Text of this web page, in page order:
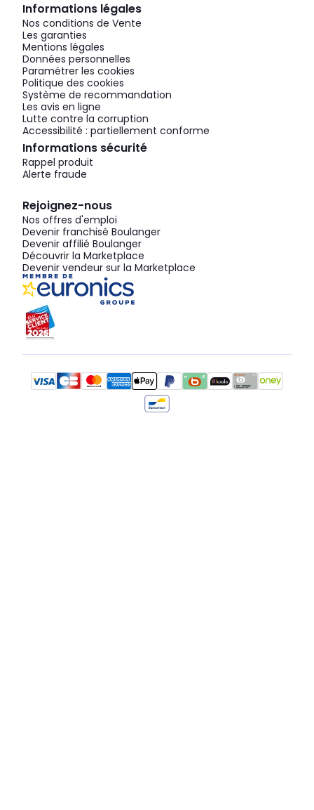
Informations légales
Nos conditions de Vente
Les garanties
Mentions légales
Données personnelles
Paramétrer les cookies
Politique des cookies
Système de recommandation
Les avis en ligne
Lutte contre la corruption
Accessibilité : partiellement conforme
Informations sécurité
Rappel produit
Alerte fraude
Rejoignez-nous
Nos offres d'emploi
Devenir franchisé Boulanger
Devenir affilié Boulanger
Découvrir la Marketplace
Devenir vendeur sur la Marketplace